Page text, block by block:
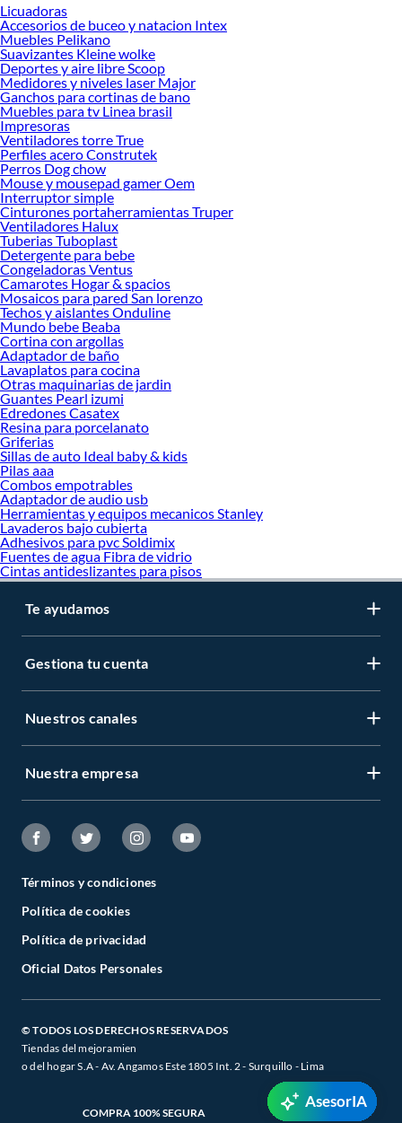
Licuadoras
Accesorios de buceo y natacion Intex
Muebles Pelikano
Suavizantes Kleine wolke
Deportes y aire libre Scoop
Medidores y niveles laser Major
Ganchos para cortinas de bano
Muebles para tv Linea brasil
Impresoras
Ventiladores torre True
Perfiles acero Construtek
Perros Dog chow
Mouse y mousepad gamer Oem
Interruptor simple
Cinturones portaherramientas Truper
Ventiladores Halux
Tuberias Tuboplast
Detergente para bebe
Congeladoras Ventus
Camarotes Hogar & spacios
Mosaicos para pared San lorenzo
Techos y aislantes Onduline
Mundo bebe Beaba
Cortina con argollas
Adaptador de baño
Lavaplatos para cocina
Otras maquinarias de jardin
Guantes Pearl izumi
Edredones Casatex
Resina para porcelanato
Griferias
Sillas de auto Ideal baby & kids
Pilas aaa
Combos empotrables
Adaptador de audio usb
Herramientas y equipos mecanicos Stanley
Lavaderos bajo cubierta
Adhesivos para pvc Soldimix
Fuentes de agua Fibra de vidrio
Cintas antideslizantes para pisos
Te ayudamos
Gestiona tu cuenta
Nuestros canales
Nuestra empresa
Términos y condiciones
Política de cookies
Política de privacidad
Oficial Datos Personales
© TODOS LOS DERECHOS RESERVADOS
Tiendas del mejoramien
o del hogar S.A - Av. Angamos Este 1805 Int. 2 - Surquillo - Lima
COMPRA 100% SEGURA
AsesorIA